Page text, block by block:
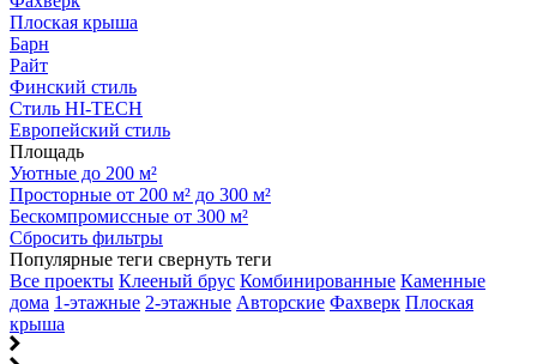
Плоская крыша
Барн
Райт
Финский стиль
Стиль HI-TECH
Европейский стиль
Площадь
Уютные до 200 м²
Просторные от 200 м² до 300 м²
Бескомпромиссные от 300 м²
Сбросить фильтры
Популярные теги свернуть теги
Все проекты Клееный брус Комбинированные Каменные
дома 1-этажные 2-этажные Авторские Фахверк Плоская
крыша